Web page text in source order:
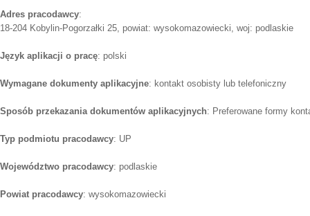
Adres pracodawcy:
18-204 Kobylin-Pogorzałki 25, powiat: wysokomazowiecki, woj: podlaskie
Język aplikacji o pracę: polski
Wymagane dokumenty aplikacyjne: kontakt osobisty lub telefoniczny
Sposób przekazania dokumentów aplikacyjnych: Preferowane formy
Typ podmiotu pracodawcy: UP
Województwo pracodawcy: podlaskie
Powiat pracodawcy: wysokomazowiecki